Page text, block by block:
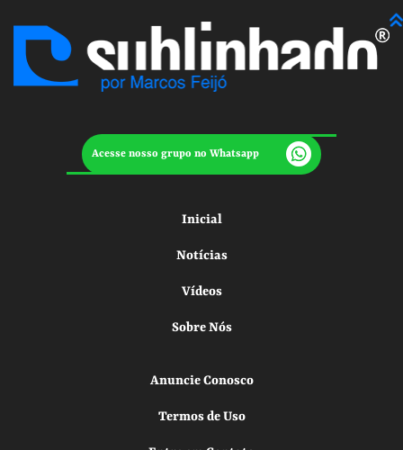
Acesse nosso grupo no Whatsapp
Inicial
Notícias
Vídeos
Sobre Nós
Anuncie Conosco
Termos de Uso